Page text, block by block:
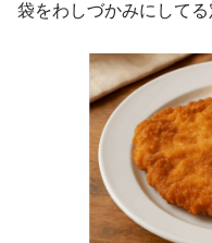
袋をわしづかみにしてる